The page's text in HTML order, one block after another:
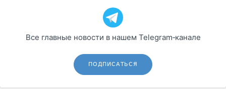
Все главные новости в нашем Telegram‑канале
ПОДПИСАТЬСЯ